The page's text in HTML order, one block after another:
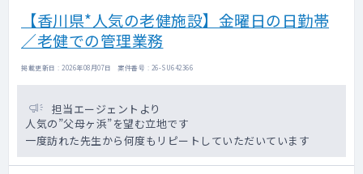
【香川県*人気の老健施設】金曜日の日勤帯
／老健での管理業務
掲載更新日 : 2026年08月07日 案件番号 : 26-SU642366
担当エージェントより
人気の”父母ヶ浜”を望む立地です
一度訪れた先生から何度もリピートしていただいています